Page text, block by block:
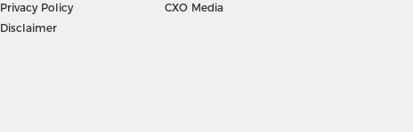
Privacy Policy
Disclaimer
CXO Media